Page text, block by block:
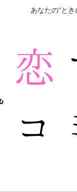
あなたの“と